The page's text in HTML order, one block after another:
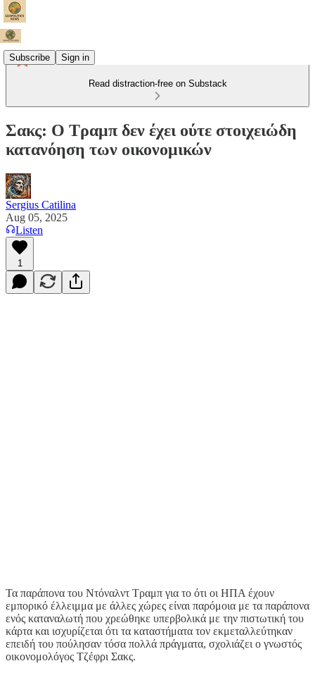
Subscribe Sign in
Read distraction-free on Substack
Σακς: Ο Τραμπ δεν έχει ούτε στοιχειώδη
κατανόηση των οικονομικών
Sergius Catilina
Aug 05, 2025
Listen
1
Τα παράπονα του Ντόναλντ Τραμπ για το ότι οι ΗΠΑ έχουν
εμπορικό έλλειμμα με άλλες χώρες είναι παρόμοια με τα παράπονα
ενός καταναλωτή που χρεώθηκε υπερβολικά με την πιστωτική του
κάρτα και ισχυρίζεται ότι τα καταστήματα τον εκμεταλλεύτηκαν
επειδή του πούλησαν τόσα πολλά πράγματα, σχολιάζει ο γνωστός
οικονομολόγος Τζέφρι Σακς.